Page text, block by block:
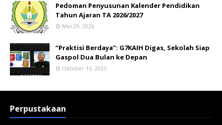
Pedoman Penyusunan Kalender Pendidikan
Tahun Ajaran TA 2026/2027
Mei 29, 2026
“Praktisi Berdaya”: G7KAIH Digas, Sekolah Siap
Gaspol Dua Bulan ke Depan
Oktober 16, 2025
Perpustakaan